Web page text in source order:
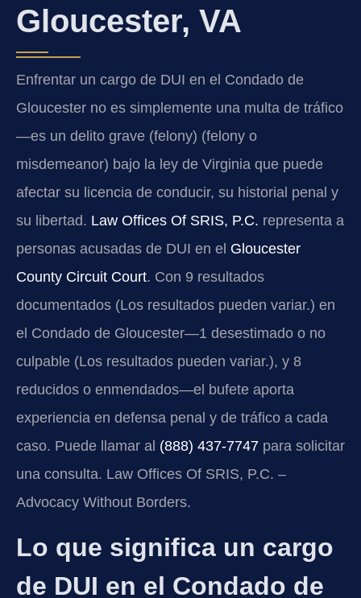
Gloucester, VA
Enfrentar un cargo de DUI en el Condado de
Gloucester no es simplemente una multa de tráfico
—es un delito grave (felony) (felony o
misdemeanor) bajo la ley de Virginia que puede
afectar su licencia de conducir, su historial penal y
su libertad. Law Offices Of SRIS, P.C. representa a
personas acusadas de DUI en el Gloucester
County Circuit Court. Con 9 resultados
documentados (Los resultados pueden variar.) en
el Condado de Gloucester—1 desestimado o no
culpable (Los resultados pueden variar.), y 8
reducidos o enmendados—el bufete aporta
experiencia en defensa penal y de tráfico a cada
caso. Puede llamar al (888) 437-7747 para solicitar
una consulta. Law Offices Of SRIS, P.C. –
Advocacy Without Borders.
Lo que significa un cargo
de DUI en el Condado de